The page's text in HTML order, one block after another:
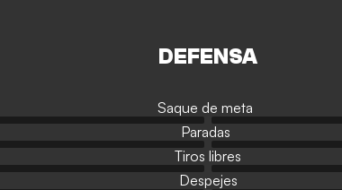
DEFENSA
Saque de meta
Paradas
Tiros libres
Despejes